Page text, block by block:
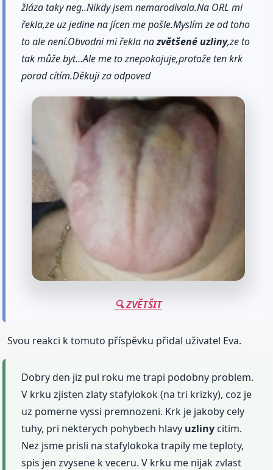
žláza taky neg..Nikdy jsem nemarodivala.Na ORL mi
řekla,ze uz jedine na jícen me pošle.Myslím ze od toho
to ale není.Obvodni mi řekla nazvětšené uzliny,ze to
tak může byt...Ale me to znepokojuje,protože ten krk
porad cítím.Děkuji za odpoved
🔍 ZVĚTŠIT
Svou reakci k tomuto příspěvku přidal uživatel Eva.
Dobry den jiz pul roku me trapi podobny problem.
V krku zjisten zlaty stafylokok (na tri krizky), coz je
uz pomerne vyssi premnozeni. Krk je jakoby cely
tuhy, pri nekterych pohybech hlavy uzliny citim.
Nez jsme prisli na stafylokoka trapily me teploty,
spis jen zvysene k veceru. V krku me nijak zvlast